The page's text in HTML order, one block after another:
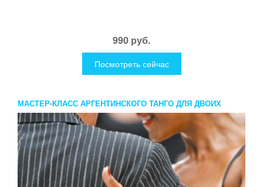
990 руб.
Посмотреть сейчас
МАСТЕР-КЛАСС АРГЕНТИНСКОГО ТАНГО ДЛЯ ДВОИХ